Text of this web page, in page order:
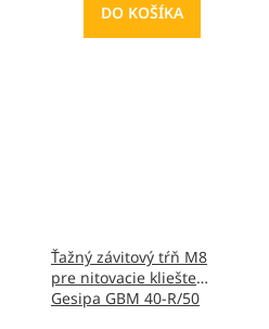
DO KOŠÍKA
Ťažný závitový tŕň M8
pre nitovacie kliešte
Gesipa GBM 40-R/50